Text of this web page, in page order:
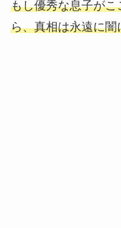
もし優秀な息子が
ら、真相は永遠に